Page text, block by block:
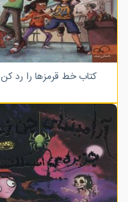
کتاب خط قرمزها را رد کن